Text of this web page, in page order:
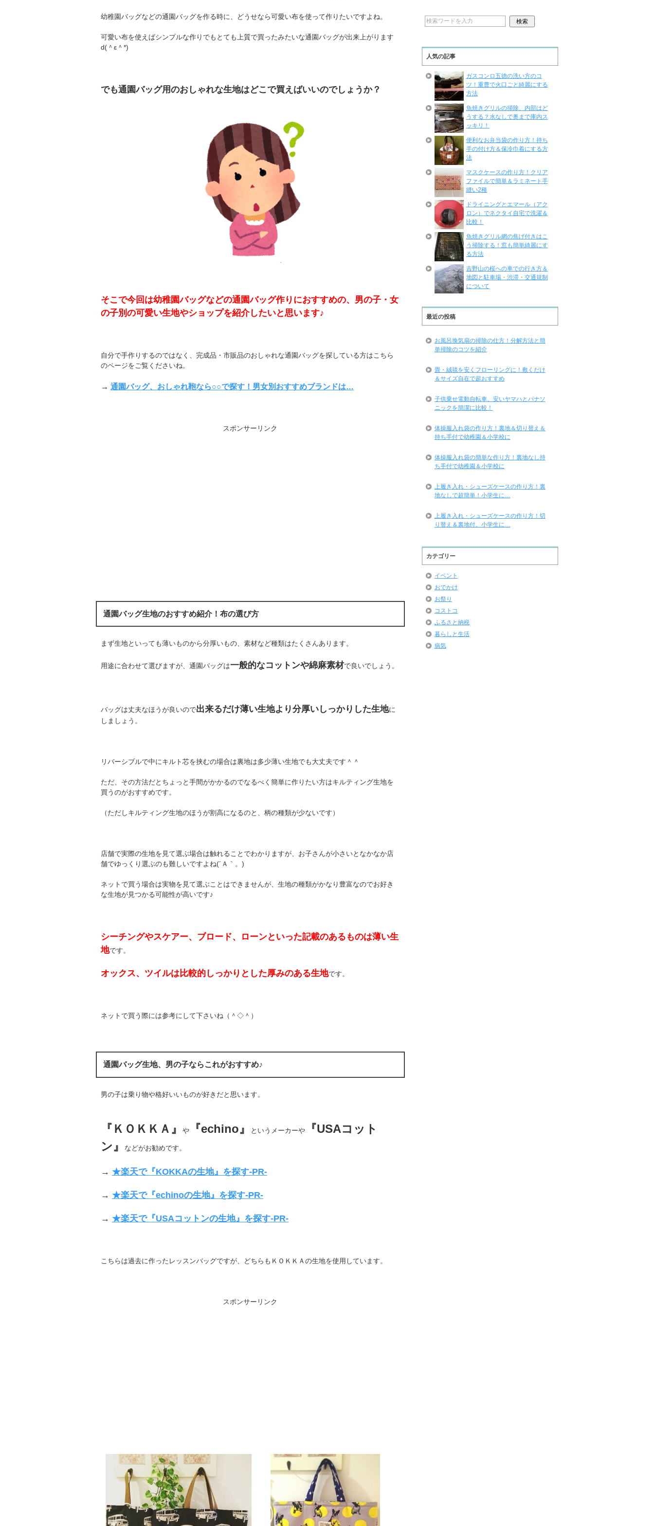
幼稚園バッグなどの通園バッグを作る時に、どうせなら可愛い布を使って作りたいですよね。
可愛い布を使えばシンプルな作りでもとても上質で買ったみたいな通園バッグが出来上がります
d(＾ε＾*)
でも通園バッグ用のおしゃれな生地はどこで買えばいいのでしょうか？
そこで今回は幼稚園バッグなどの通園バッグ作りにおすすめの、男の子・女
の子別の可愛い生地やショップを紹介したいと思います♪
自分で手作りするのではなく、完成品・市販品のおしゃれな通園バッグを探している方はこちら
のページをご覧くださいね。
→ 通園バッグ、おしゃれ鞄なら○○で探す！男女別おすすめブランドは…
スポンサーリンク
通園バッグ生地のおすすめ紹介！布の選び方
まず生地といっても薄いものから分厚いもの、素材など種類はたくさんあります。
用途に合わせて選びますが、通園バッグは一般的なコットンや綿麻素材で良いでしょう。
バッグは丈夫なほうが良いので出来るだけ薄い生地より分厚いしっかりした生地に
しましょう。
リバーシブルで中にキルト芯を挟むの場合は裏地は多少薄い生地でも大丈夫です＾＾
ただ、その方法だとちょっと手間がかかるのでなるべく簡単に作りたい方はキルティング生地を
買うのがおすすめです。
（ただしキルティング生地のほうが割高になるのと、柄の種類が少ないです）
店舗で実際の生地を見て選ぶ場合は触れることでわかりますが、お子さんが小さいとなかなか店
舗でゆっくり選ぶのも難しいですよね(´Ａ｀。)
ネットで買う場合は実物を見て選ぶことはできませんが、生地の種類がかなり豊富なのでお好き
な生地が見つかる可能性が高いです♪
シーチングやスケアー、ブロード、ローンといった記載のあるものは薄い生
地です。
オックス、ツイルは比較的しっかりとした厚みのある生地です。
ネットで買う際には参考にして下さいね（＾◇＾）
通園バッグ生地、男の子ならこれがおすすめ♪
男の子は乗り物や格好いいものが好きだと思います。
『ＫＯＫＫＡ』 や 『echino』 というメーカーや
『USAコット
ン』
などがお勧めです。
→ ★楽天で『KOKKAの生地』を探す-PR-
→ ★楽天で『echinoの生地』を探す-PR-
→ ★楽天で『USAコットンの生地』を探す-PR-
こちらは過去に作ったレッスンバッグですが、どちらもＫＯＫＫＡの生地を使用しています。
スポンサーリンク
人気の記事
ガスコンロ五徳の洗い方のコ
ツ！重曹で火口ごと綺麗にする
方法
魚焼きグリルの掃除、内部はど
うする？水なしで奥まで庫内ス
ッキリ！
便利なお弁当袋の作り方！持ち
手の付け方＆保冷巾着にする方
法
マスクケースの作り方！クリア
ファイルで簡単＆ラミネート手
縫い2種
ドライニングとエマール（アク
ロン）でネクタイ自宅で洗濯＆
比較！
魚焼きグリル網の焦げ付きはこ
う掃除する！窓も簡単綺麗にす
る方法
吉野山の桜への車での行き方＆
地図と駐車場・渋滞・交通規制
について
最近の投稿
お風呂換気扇の掃除の仕方！分解方法と簡
単掃除のコツを紹介
畳・絨毯を安くフローリングに！敷くだけ
＆サイズ自在で超おすすめ
子供乗せ電動自転車、安いヤマハとパナソ
ニックを簡潔に比較！
体操服入れ袋の作り方！裏地＆切り替え＆
持ち手付で幼稚園＆小学校に
体操服入れ袋の簡単な作り方！裏地なし持
ち手付で幼稚園＆小学校に
上履き入れ・シューズケースの作り方！裏
地なしで超簡単！小学生に…
上履き入れ・シューズケースの作り方！切
り替え＆裏地付。小学生に…
カテゴリー
イベント
おでかけ
お祭り
コストコ
ふるさと納税
暮らしと生活
病気